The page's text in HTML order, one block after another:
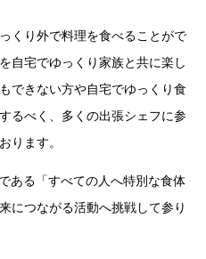
くり外で料理を食べることがで
自宅でゆっくり家族と共に楽し
できない方や自宅でゆっくり食
るべく、多くの出張シェフに参
ります。
ある「すべての人へ特別な食体
につながる活動へ挑戦して参り